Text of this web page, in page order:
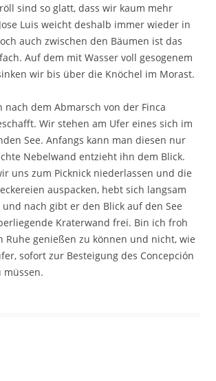
sind so glatt, dass wir kaum mehr
Luis weicht deshalb immer wieder in
auch zwischen den Bäumen ist das
Auf dem mit Wasser voll gesogenem
wir bis über die Knöchel im Morast.
nach dem Abmarsch von der Finca
Wir stehen am Ufer eines sich im
See. Anfangs kann man diesen nur
Nebelwand entzieht ihn dem Blick.
uns zum Picknick niederlassen und die
auspacken, hebt sich langsam
nach gibt er den Blick auf den See
Kraterwand frei. Bin ich froh
Ruhe genießen zu können und nicht, wie
sofort zur Besteigung des Concepción
müssen.